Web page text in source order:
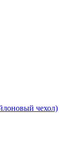
чехол)